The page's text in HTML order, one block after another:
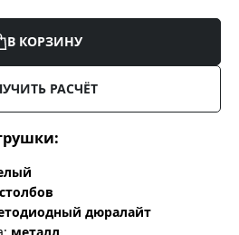
В КОРЗИНУ
РАСЧЁТ
дюралайт